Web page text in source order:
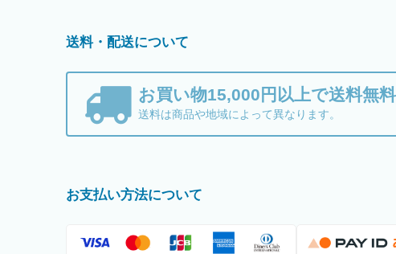
送料・配送について
お買い物15,000円以上で送料無料
送料は商品や地域によって異なります。
お支払い方法について